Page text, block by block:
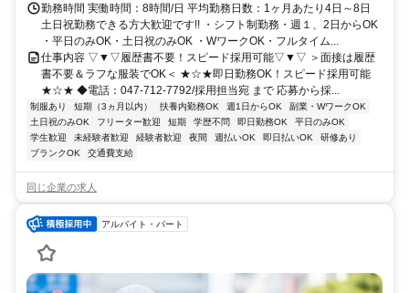
勤務時間 実働時間：8時間/日 平均勤務日数：1ヶ月あたり4日～8日
土日祝勤務できる方大歓迎です!! ・シフト制勤務・週１、2日からOK
・平日のみOK・土日祝のみOK ・WワークOK・フルタイム...
仕事内容 ▽▼▽履歴書不要！スピード採用可能▽▼▽ ＞面接は履歴
書不要＆ラフな服装でOK＜ ★☆★即日勤務OK！スピード採用可能
★☆★ ◆電話：047-712-7792/採用担当宛 まで 応募から採...
制服あり 短期（3ヵ月以内） 扶養内勤務OK 週1日からOK
副業・WワークOK
土日祝のみOK
フリーター歓迎 短期 学歴不問 即日勤務OK
平日のみOK
学生歓迎
未経験者歓迎 経験者歓迎 夜間 週払いOK 即日払いOK
研修あり
ブランクOK
交通費支給
同じ企業の求人
アルバイト・パート